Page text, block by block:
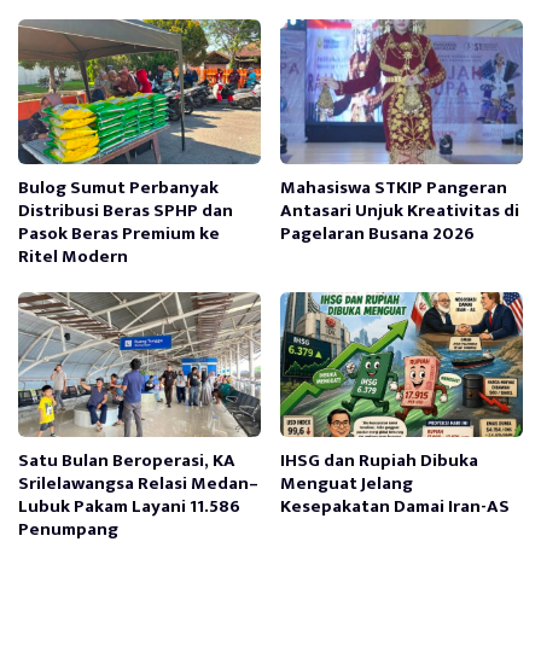
Bulog Sumut Perbanyak
Distribusi Beras SPHP dan
Pasok Beras Premium ke
Ritel Modern
Mahasiswa STKIP Pangeran
Antasari Unjuk Kreativitas di
Pagelaran Busana 2026
Satu Bulan Beroperasi, KA
Srilelawangsa Relasi Medan–
Lubuk Pakam Layani 11.586
Penumpang
IHSG dan Rupiah Dibuka
Menguat Jelang
Kesepakatan Damai Iran-AS